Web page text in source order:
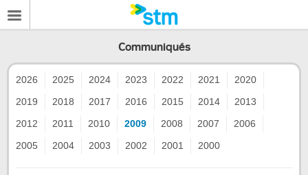
Communiqués
2026 2025 2024 2023 2022 2021
2020
2019
2018 2017 2016 2015 2014
2013
2012
2011 2010 2009 2008 2007
2006
2005
2004 2003 2002 2001 2000